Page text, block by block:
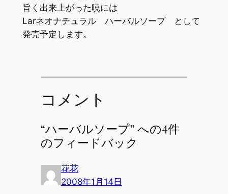
旨く出来上がった暁には
Larネオナチュラル ハーバルソープ として
発売予定します。
コメント
“ハーバルソープ” への4件
のフィードバック
花花
2008年1月14日